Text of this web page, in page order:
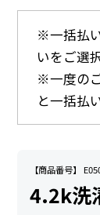
※一括払
いをご選
※一度の
と一括払
【商品番号】
4.2k洗